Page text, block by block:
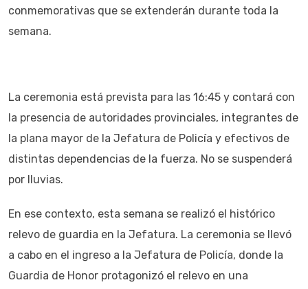
conmemorativas que se extenderán durante toda la
semana.
La ceremonia está prevista para las 16:45 y contará con
la presencia de autoridades provinciales, integrantes de
la plana mayor de la Jefatura de Policía y efectivos de
distintas dependencias de la fuerza. No se suspenderá
por lluvias.
En ese contexto, esta semana se realizó el histórico
relevo de guardia en la Jefatura. La ceremonia se llevó
a cabo en el ingreso a la Jefatura de Policía, donde la
Guardia de Honor protagonizó el relevo en una